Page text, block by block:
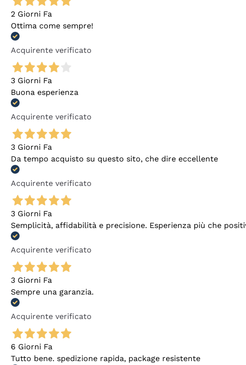
2 Giorni Fa
Ottima come sempre!
Acquirente verificato
3 Giorni Fa
Buona esperienza
Acquirente verificato
3 Giorni Fa
Da tempo acquisto su questo sito, che dire eccellente
Acquirente verificato
3 Giorni Fa
Semplicità, affidabilità e precisione. Esperienza più che
Acquirente verificato
3 Giorni Fa
Sempre una garanzia.
Acquirente verificato
6 Giorni Fa
Tutto bene. spedizione rapida, package resistente